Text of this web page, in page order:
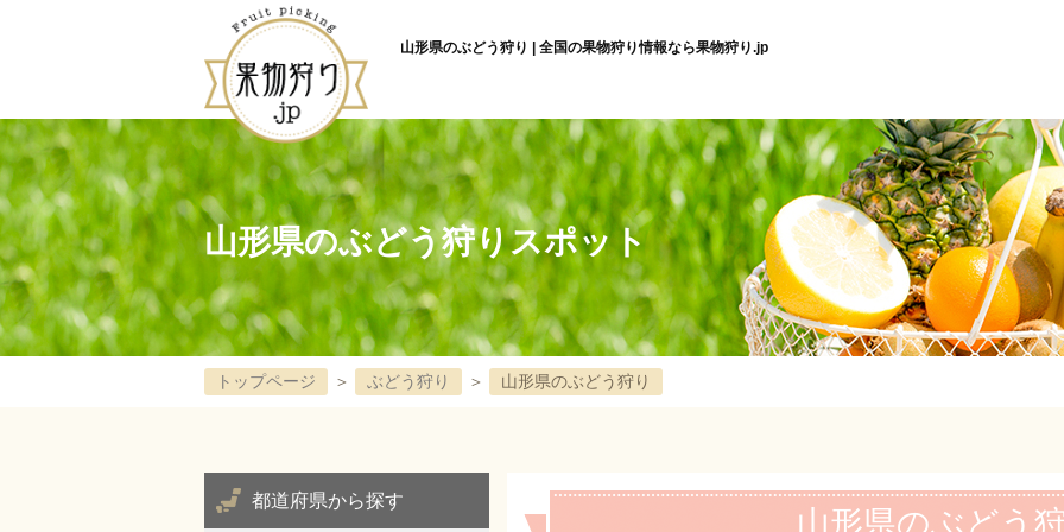
山形県のぶどう狩り | 全国の果物狩り情報なら果物狩り.jp
山形県のぶどう狩りスポット
トップページ ＞ ぶどう狩り ＞ 山形県のぶどう狩り
山形県のぶどう
都道府県から探す